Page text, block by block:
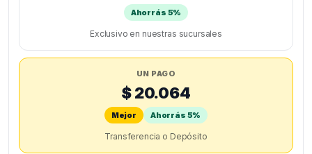
Ahorrás 5%
Exclusivo en nuestras sucursales
UN PAGO
$ 20.064
Mejor Ahorrás 5%
Transferencia o Depósito